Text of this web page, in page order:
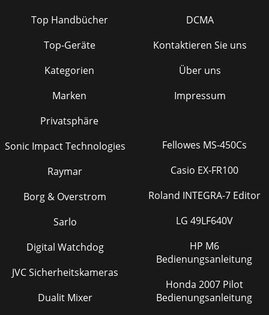
Top Handbücher
Top-Geräte
Kategorien
Marken
Privatsphäre
DCMA
Kontaktieren Sie uns
Über uns
Impressum
Sonic Impact Technologies
Raymar
Borg & Overstrom
Sarlo
Digital Watchdog
JVC Sicherheitskameras
Dualit Mixer
Fellowes MS-450Cs
Casio EX-FR100
Roland INTEGRA-7 Editor
LG 49LF640V
HP M6
Bedienungsanleitung
Honda 2007 Pilot
Bedienungsanleitung